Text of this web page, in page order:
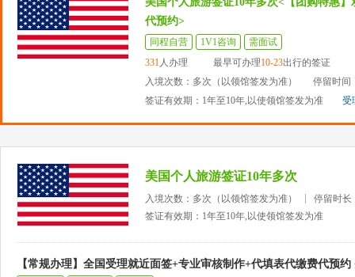
代预约>
同程自营 1V1咨询
需面试
331人办理 最早可办理10-23出行的签证
入境次数：多次（以领馆签发为准）
停留时间
签证有效期：1年至10年,以使领馆签发为准
受
美国个人旅游签证10年多次
入境次数：多次（以领馆签发为准）
停留时长
签证有效期：1年至10年,以使领馆签发为准
【常规办理】全国受理就近面签+专业审核制作+代填表代缴费代预约